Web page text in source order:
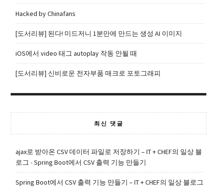
Hacked by Chinafans
[도서리뷰] 된다! 미드저니 1분만에 만드는 생성 AI 이미지
iOS에서 video 태그 autoplay 작동 안될 때
[도서리뷰] 신비로운 전자부품 매크로 포토그래피
최신 댓글
ajax로 받아온 CSV 데이터 파일로 저장하기 – IT + CHEF의 일상 블
로그 -Spring Boot에서 CSV 출력 기능 만들기
Spring Boot에서 CSV 출력 기능 만들기 – IT + CHEF의 일상 블로그